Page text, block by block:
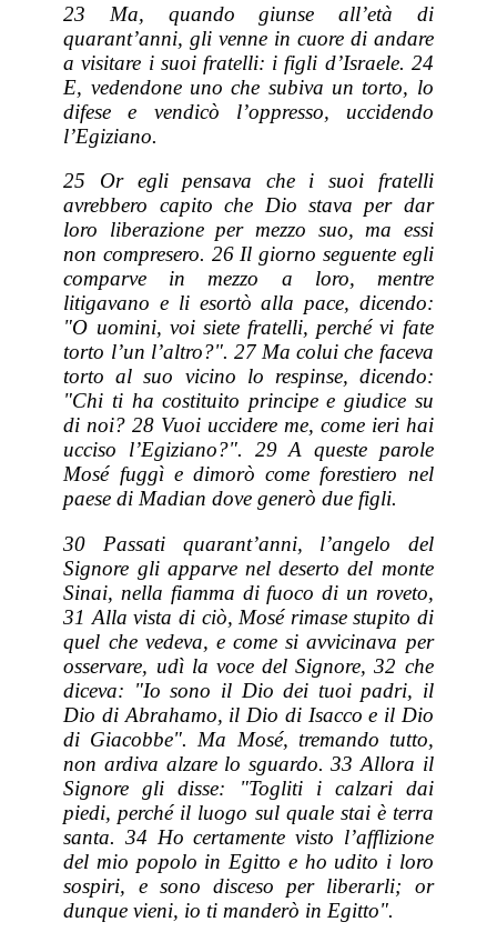
23 Ma, quando giunse all’età di
quarant’anni, gli venne in cuore di andare
a visitare i suoi fratelli: i figli d’Israele. 24
E, vedendone uno che subiva un torto, lo
difese e vendicò l’oppresso, uccidendo
l’Egiziano.
25 Or egli pensava che i suoi fratelli
avrebbero capito che Dio stava per dar
loro liberazione per mezzo suo, ma essi
non compresero. 26 Il giorno seguente egli
comparve in mezzo a loro, mentre
litigavano e li esortò alla pace, dicendo:
"O uomini, voi siete fratelli, perché vi fate
torto l’un l’altro?". 27 Ma colui che faceva
torto al suo vicino lo respinse, dicendo:
"Chi ti ha costituito principe e giudice su
di noi? 28 Vuoi uccidere me, come ieri hai
ucciso l’Egiziano?". 29 A queste parole
Mosé fuggì e dimorò come forestiero nel
paese di Madian dove generò due figli.
30 Passati quarant’anni, l’angelo del
Signore gli apparve nel deserto del monte
Sinai, nella fiamma di fuoco di un roveto,
31 Alla vista di ciò, Mosé rimase stupito di
quel che vedeva, e come si avvicinava per
osservare, udì la voce del Signore, 32 che
diceva: "Io sono il Dio dei tuoi padri, il
Dio di Abrahamo, il Dio di Isacco e il Dio
di Giacobbe". Ma Mosé, tremando tutto,
non ardiva alzare lo sguardo. 33 Allora il
Signore gli disse: "Togliti i calzari dai
piedi, perché il luogo sul quale stai è terra
santa. 34 Ho certamente visto l’afflizione
del mio popolo in Egitto e ho udito i loro
sospiri, e sono disceso per liberarli; or
dunque vieni, io ti manderò in Egitto".